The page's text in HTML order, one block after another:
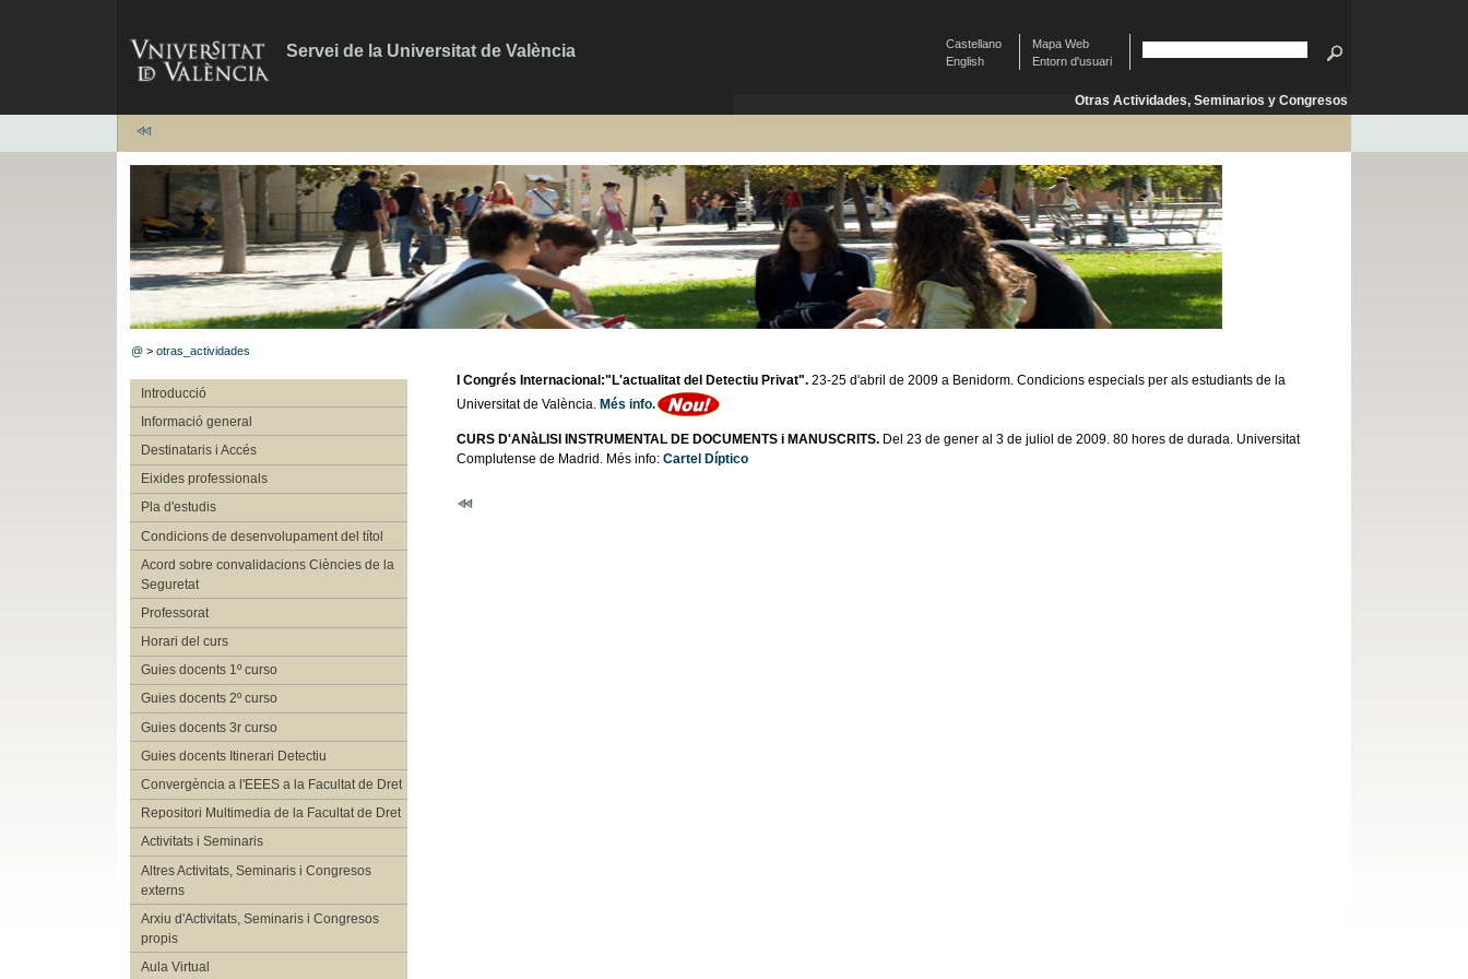
Servei de la Universitat de València
Mapa Web
Entorn d'usuari
Castellano
English
Otras Actividades, Seminarios y Congresos
@ >otras_actividades
Introducció
Informació general
Destinataris i Accés
Eixides professionals
Pla d'estudis
Condicions de desenvolupament del títol
Acord sobre convalidacions Ciències de la
Seguretat
Professorat
Horari del curs
Guies docents 1º curso
Guies docents 2º curso
Guies docents 3r curso
Guies docents Itinerari Detectiu
Convergència a l'EEES a la Facultat de Dret
Repositori Multimedia de la Facultat de Dret
Activitats i Seminaris
Altres Activitats, Seminaris i Congresos
externs
Arxiu d'Activitats, Seminaris i Congresos
propis
Aula Virtual
I Congrés Internacional:"L'actualitat del Detectiu Privat".23-25 d'abril de 2009 a Benidorm. Condicions especials per als estudiants de la
Universitat de València. Més info.
CURS D'ANàLISI INSTRUMENTAL DE DOCUMENTS i MANUSCRITS.Del 23 de gener al 3 de juliol de 2009. 80 hores de durada. Universitat
Complutense de Madrid. Més info: Cartel Díptico